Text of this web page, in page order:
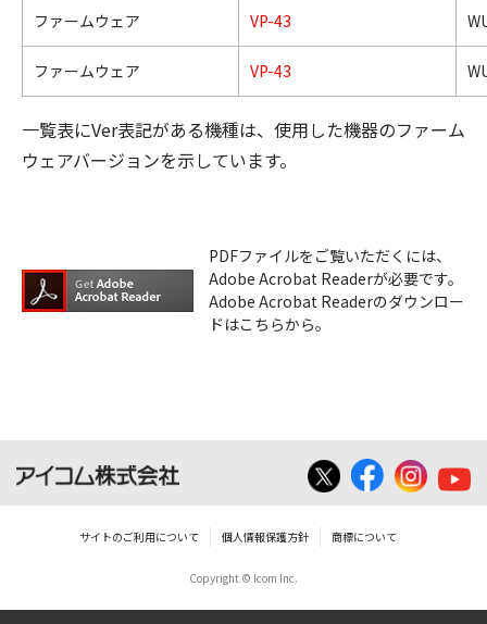
ファームウェア VP-43
ファームウェア VP-43
一覧表にVer表記がある機種は、使用した機器のファーム
ウェアバージョンを示しています。
PDFファイルをご覧いただくには、
Adobe Acrobat Readerが必要です。
Adobe Acrobat Readerのダウンロー
ドはこちらから。
サイトのご利用について 個人情報保護方針 商標について
Copyright © Icom Inc.